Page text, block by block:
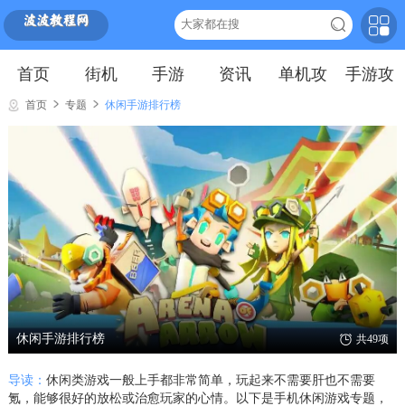
首页 街机 手游 资讯
单机攻
手游攻
首页 专题 休闲手游排行榜
共49项
休闲手游排行榜
导读： 休闲类游戏一般上手都非常简单，玩起来不需要肝也不需要
氪，能够很好的放松或治愈玩家的心情。以下是手机休闲游戏专题，